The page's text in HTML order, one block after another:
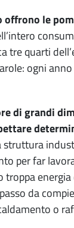
le
tre quarti
ogni
di grandi
struttura
per far
da
o